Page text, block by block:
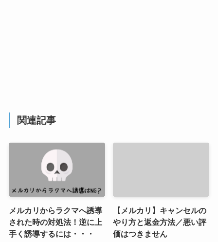
関連記事
メルカリからラクマへ誘導
された時の対処法！逆に上
手く誘導するには・・・
【メルカリ】キャンセルの
やり方と返金方法／悪い評
価はつきません